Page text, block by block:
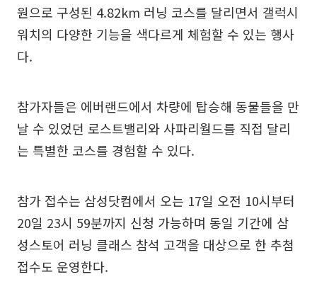
원으로 구성된 4.82km 러닝 코스를 달리면서 갤럭시
워치의 다양한 기능을 색다르게 체험할 수 있는 행사
다.
참가자들은 에버랜드에서 차량에 탑승해 동물들을 만
날 수 있었던 로스트밸리와 사파리월드를 직접 달리
는 특별한 코스를 경험할 수 있다.
참가 접수는 삼성닷컴에서 오는 17일 오전 10시부터
20일 23시 59분까지 신청 가능하며 동일 기간에 삼
성스토어 러닝 클래스 참석 고객을 대상으로 한 추첨
접수도 운영한다.